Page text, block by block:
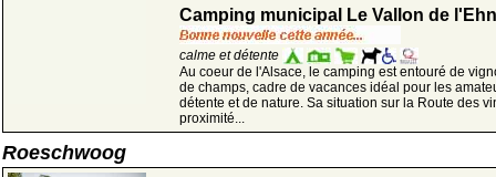
Camping municipal Le Vallon de
calme et détente
Au coeur de l'Alsace, le camping est entouré de
de champs, cadre de vacances idéal pour les
détente et de nature. Sa situation sur la Route des
proximité...
Roeschwoog